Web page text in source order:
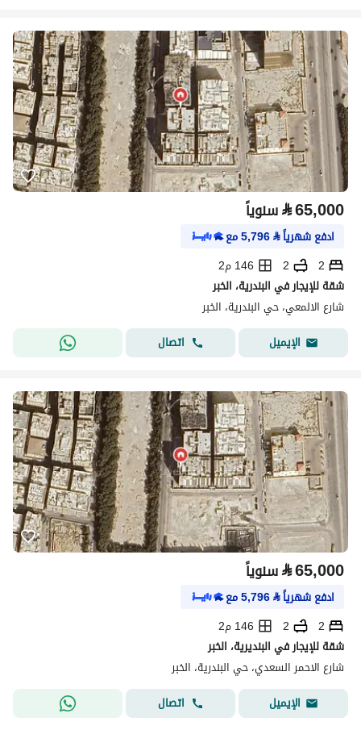
⃁65,000 سنوياً
ادفع شهرياً⃁
5,796مع
2
2
146 م2
شقة للإيجار في البندرية، الخبر
شارع الالمعي، حي البندرية، الخبر
الإيميل
اتصال
⃁65,000 سنوياً
ادفع شهرياً⃁
5,796مع
2
2
146 م2
شقة للإيجار في البنديرية، الخبر
شارع الاحمر السعدي، حي البندرية، الخبر
الإيميل
اتصال